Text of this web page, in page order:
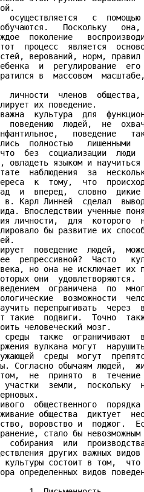
осуществляется   с
Поскольку
поколение
процесс  является
верований, норм,
и  регулирование
в  массовом
личности  членов
их поведение.
культура  для
поведению  людей,  не
поведение
полностью
без  социализации  люди
овладеть языком и
наблюдения  за
к  тому,  что
и  вперед,  словно
в. Карл Линней  сделал
Впоследствии ученные
личности,  для  которого
бы развитие их
поведение  людей,
репрессивной?  Часто
но она не исключает их
они  удовлетворяются.
ограничена  по
возможности
перепрыгивать  через
такие  подвиги.  Точно
человеческий мозг.
среды  также  ограничивают
вулкана могут
среды  могут
Согласно обычаям людей,
не  принято  в  течение
участки  земли,  поскольку
общественного
общества  диктует
воровство и  поджог.
стало бы
собирания  или
других важных
культуры состоит в том,
определенных видов